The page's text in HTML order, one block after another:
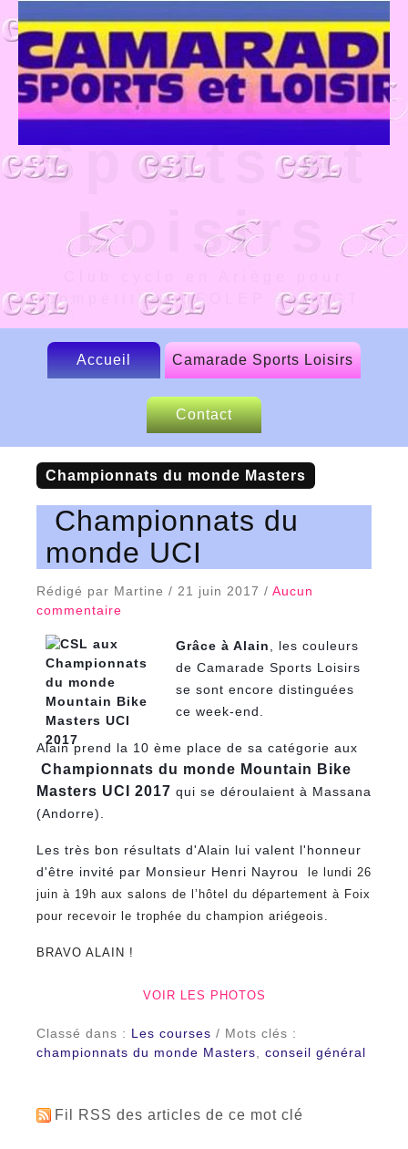
Camarade
Sports et
Loisirs
compétition UFOLEP et FSGT
Accueil Camarade Sports Loisirs
Le CSL
Nos sponsors
Articles de presse
Contact
championnats du monde Masters
Championnats du
monde UCI
Rédigé par Martine / 21 juin 2017 / Aucun
commentaire
Grâce à Alain, les couleurs
de Camarade Sports Loisirs
se sont encore distinguées
ce week-end.
Alain prend la 10 ème place de sa catégorie aux
Championnats du monde Mountain Bike
Masters UCI 2017 qui se déroulaient à Massana
(Andorre).
Les très bon résultats d'Alain lui valent l'honneur
d'être invité par Monsieur Henri Nayrou
le lundi 26
juin à 19h aux salons de l’hôtel du département à Foix
pour recevoir le trophée du champion ariégeois.
BRAVO ALAIN !
VOIR LES PHOTOS
Classé dans : Les courses / Mots clés :
championnats du monde Masters
conseil général
Fil RSS des articles de ce mot clé